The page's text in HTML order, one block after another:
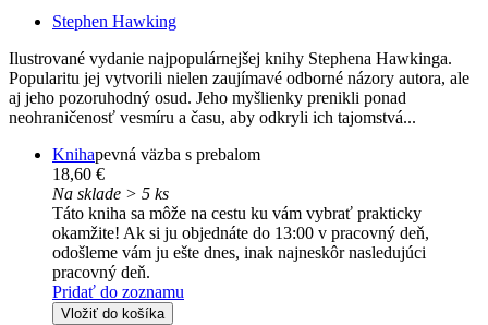
Stephen Hawking
Ilustrované vydanie najpopulárnejšej knihy Stephena Hawkinga.
Popularitu jej vytvorili nielen zaujímavé odborné názory autora, ale
aj jeho pozoruhodný osud. Jeho myšlienky prenikli ponad
neohraničenosť vesmíru a času, aby odkryli ich tajomstvá...
Knihapevná väzba s prebalom
18,60 €
Na sklade > 5 ks
Táto kniha sa môže na cestu ku vám vybrať prakticky
okamžite! Ak si ju objednáte do 13:00 v pracovný deň,
odošleme vám ju ešte dnes, inak najneskôr nasledujúci
pracovný deň.
Pridať do zoznamu
Vložiť do košíka